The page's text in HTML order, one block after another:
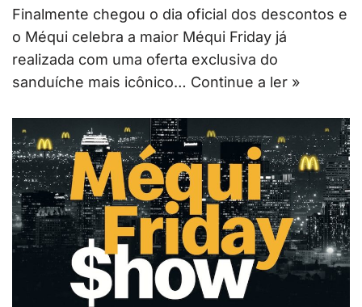
Finalmente chegou o dia oficial dos descontos e
o Méqui celebra a maior Méqui Friday já
realizada com uma oferta exclusiva do
sanduíche mais icônico… Continue a ler »